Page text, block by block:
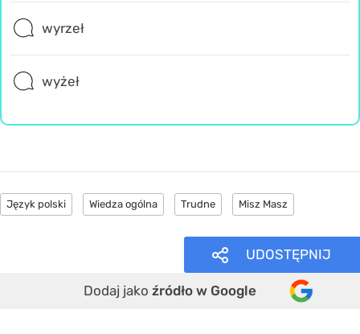
wyrzeł
wyżeł
Język polski Wiedza ogólna Trudne Misz Masz
UDOSTĘPNIJ
Dodaj jako źródło w Google